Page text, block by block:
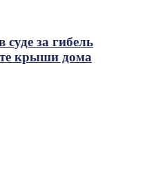
суде за гибель
крыши дома